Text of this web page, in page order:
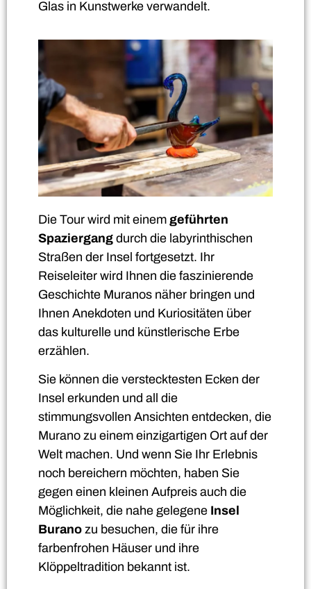
Glas in Kunstwerke verwandelt.
Die Tour wird mit einem geführten
Spaziergang durch die labyrinthischen
Straßen der Insel fortgesetzt. Ihr
Reiseleiter wird Ihnen die faszinierende
Geschichte Muranos näher bringen und
Ihnen Anekdoten und Kuriositäten über
das kulturelle und künstlerische Erbe
erzählen.
Sie können die verstecktesten Ecken der
Insel erkunden und all die
stimmungsvollen Ansichten entdecken, die
Murano zu einem einzigartigen Ort auf der
Welt machen. Und wenn Sie Ihr Erlebnis
noch bereichern möchten, haben Sie
gegen einen kleinen Aufpreis auch die
Möglichkeit, die nahe gelegene Insel
Burano zu besuchen, die für ihre
farbenfrohen Häuser und ihre
Klöppeltradition bekannt ist.